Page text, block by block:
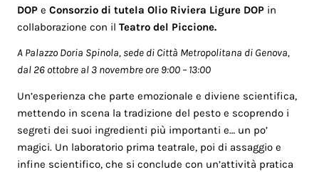
DOP eConsorzio di tutela Olio Riviera Ligure DOP in
collaborazione con il Teatro del Piccione.
A Palazzo Doria Spinola, sede di Città Metropolitana di Genova,
dal 26 ottobre al 3 novembre ore 9:00 – 13:00
Un’esperienza che parte emozionale e diviene scientifica,
mettendo in scena la tradizione del pesto e scoprendo i
segreti dei suoi ingredienti più importanti e… un po’
magici. Un laboratorio prima teatrale, poi di assaggio e
infine scientifico, che si conclude con un’attività pratica